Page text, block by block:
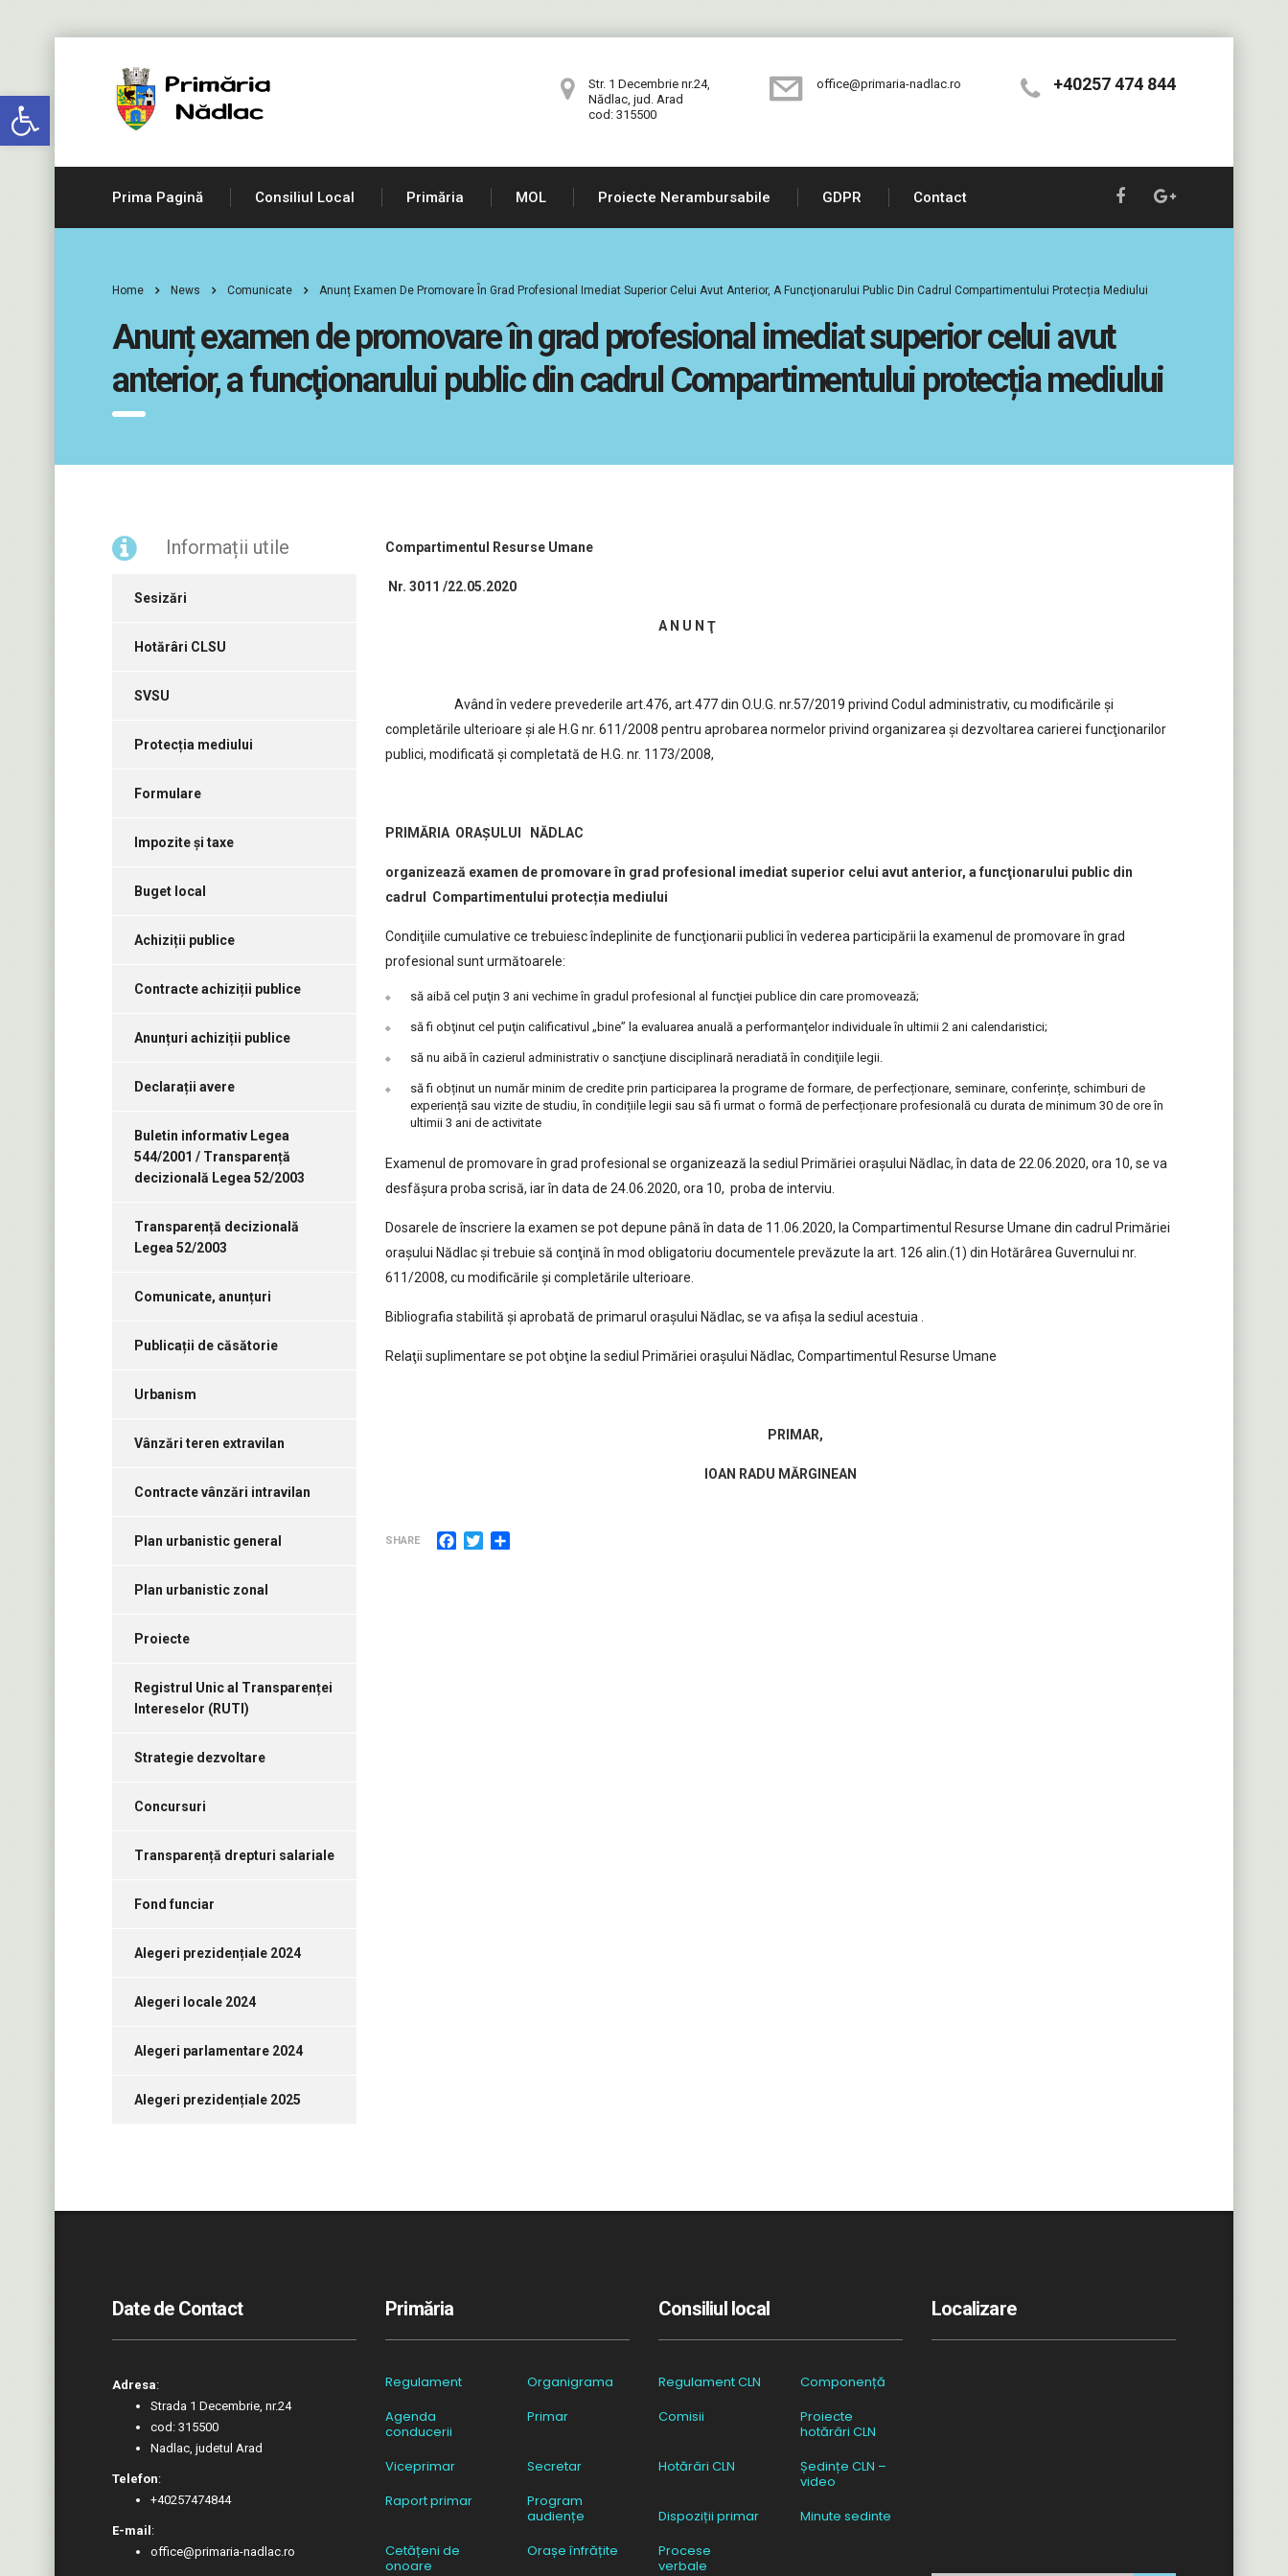
Deschide bara de unelte
+40257 474 844
office@primaria-nadlac.ro
Str. 1 Decembrie nr.24,
Nădlac, jud. Arad
cod: 315500
Prima Pagină Consiliul Local Primăria MOL Proiecte Nerambursabile GDPR Contact
Home News Comunicate Anunț Examen De Promovare În Grad Profesional Imediat Superior Celui Avut Anterior, A Funcţionarului Public Din Cadrul Compartimentului Protecția Mediului
Anunț examen de promovare în grad profesional imediat superior celui avut
anterior, a funcţionarului public din cadrul Compartimentului protecția mediului
Compartimentul Resurse Umane
Nr. 3011 /22.05.2020
A N U N Ţ
Având în vedere prevederile art.476, art.477 din O.U.G. nr.57/2019 privind Codul administrativ, cu modificările și
completările ulterioare şi ale H.G nr. 611/2008 pentru aprobarea normelor privind organizarea şi dezvoltarea carierei funcţionarilor
publici, modificată şi completată de H.G. nr. 1173/2008,
PRIMĂRIA ORAŞULUI NĂDLAC
organizează examen de promovare în grad profesional imediat superior celui avut anterior, a funcţionarului public din
cadrul Compartimentului protecția mediului
Condiţiile cumulative ce trebuiesc îndeplinite de funcţionarii publici în vederea participării la examenul de promovare în grad
profesional sunt următoarele:
să aibă cel puţin 3 ani vechime în gradul profesional al funcţiei publice din care promovează;
să fi obţinut cel puţin calificativul „bine” la evaluarea anuală a performanţelor individuale în ultimii 2 ani calendaristici;
să nu aibă în cazierul administrativ o sancţiune disciplinară neradiată în condiţiile legii.
să fi obținut un număr minim de credite prin participarea la programe de formare, de perfecționare, seminare, conferințe, schimburi de
experiență sau vizite de studiu, în condițiile legii sau să fi urmat o formă de perfecționare profesională cu durata de minimum 30 de ore în
ultimii 3 ani de activitate
Examenul de promovare în grad profesional se organizează la sediul Primăriei oraşului Nădlac, în data de 22.06.2020, ora 10, se va
desfăşura proba scrisă, iar în data de 24.06.2020, ora 10, proba de interviu.
Dosarele de înscriere la examen se pot depune până în data de 11.06.2020, la Compartimentul Resurse Umane din cadrul Primăriei
oraşului Nădlac şi trebuie să conţină în mod obligatoriu documentele prevăzute la art. 126 alin.(1) din Hotărârea Guvernului nr.
611/2008, cu modificările şi completările ulterioare.
Bibliografia stabilită şi aprobată de primarul oraşului Nădlac, se va afişa la sediul acestuia .
Relaţii suplimentare se pot obţine la sediul Primăriei oraşului Nădlac, Compartimentul Resurse Umane
PRIMAR,
IOAN RADU MĂRGINEAN
SHARE Facebook
Twitter
Informații utile
Sesizări
Hotărâri CLSU
SVSU
Protecția mediului
Formulare
Impozite și taxe
Buget local
Achiziții publice
Contracte achiziții publice
Anunțuri achiziții publice
Declarații avere
Buletin informativ Legea
544/2001 / Transparență
decizională Legea 52/2003
Transparență decizională
Legea 52/2003
Comunicate, anunțuri
Publicații de căsătorie
Urbanism
Vânzări teren extravilan
Contracte vânzări intravilan
Plan urbanistic general
Plan urbanistic zonal
Proiecte
Registrul Unic al Transparenței
Intereselor (RUTI)
Strategie dezvoltare
Concursuri
Transparență drepturi salariale
Fond funciar
Alegeri prezidențiale 2024
Alegeri locale 2024
Alegeri parlamentare 2024
Alegeri prezidențiale 2025
Date de Contact
Adresa:
Strada 1 Decembrie, nr.24
cod: 315500
Nadlac, judetul Arad
Telefon:
+40257474844
E-mail :
office@primaria-nadlac.ro
Primăria
Regulament
Organigrama
Agenda
conducerii
Primar
Viceprimar
Secretar
Raport primar
Program
audiențe
Cetățeni de
onoare
Orașe înfrățite
Consiliul local
Regulament CLN
Componență
Comisii
Proiecte
hotărâri CLN
Hotărâri CLN
Ședințe CLN –
video
Dispoziții primar
Minute sedinte
Procese
verbale
Localizare